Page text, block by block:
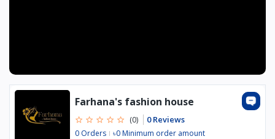
Farhana's fashion house
(0) 0 Reviews
0 Orders ৳0 Minimum order amount